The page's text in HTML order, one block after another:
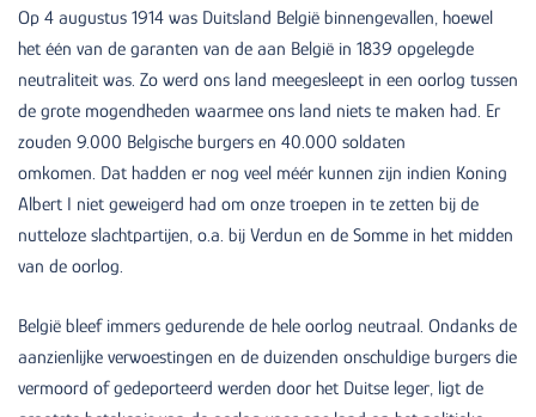
Op 4 augustus 1914 was Duitsland België binnengevallen, hoewel
het één van de garanten van de aan België in 1839 opgelegde
neutraliteit was. Zo werd ons land meegesleept in een oorlog tussen
de grote mogendheden waarmee ons land niets te maken had. Er
zouden 9.000 Belgische burgers en 40.000 soldaten
omkomen. Dat hadden er nog veel méér kunnen zijn indien Koning
Albert I niet geweigerd had om onze troepen in te zetten bij de
nutteloze slachtpartijen, o.a. bij Verdun en de Somme in het midden
van de oorlog.
België bleef immers gedurende de hele oorlog neutraal. Ondanks de
aanzienlijke verwoestingen en de duizenden onschuldige burgers die
vermoord of gedeporteerd werden door het Duitse leger, ligt de